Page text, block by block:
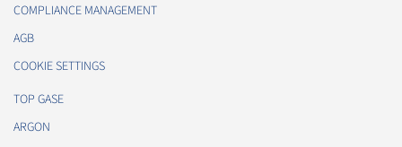
COMPLIANCE MANAGEMENT
AGB
COOKIE SETTINGS
TOP GASE
ARGON